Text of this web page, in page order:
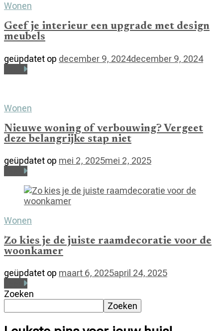
Wonen
Geef je interieur een upgrade met design
meubels
geüpdatet op december 9, 2024december 9, 2024
Wonen
Nieuwe woning of verbouwing? Vergeet
deze belangrijke stap niet
geüpdatet op mei 2, 2025mei 2, 2025
Wonen
Zo kies je de juiste raamdecoratie voor de
woonkamer
geüpdatet op maart 6, 2025april 24, 2025
Zoeken
Zoeken